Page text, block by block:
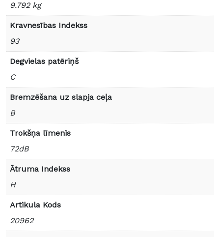
9.792 kg
Kravnesības Indekss
93
Degvielas patēriņš
C
Bremzēšana uz slapja ceļa
B
Trokšņa līmenis
72dB
Ātruma Indekss
H
Artikula Kods
20962